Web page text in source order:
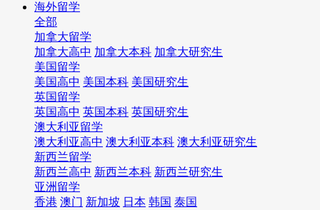
海外留学
全部
加拿大留学
加拿大高中 加拿大本科 加拿大研究生
美国留学
美国高中 美国本科 美国研究生
英国留学
英国高中 英国本科 英国研究生
澳大利亚留学
澳大利亚高中 澳大利亚本科 澳大利亚研究生
新西兰留学
新西兰高中 新西兰本科 新西兰研究生
亚洲留学
香港 澳门 新加坡 日本 韩国 泰国